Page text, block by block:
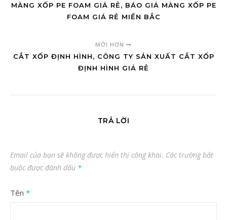
MÀNG XỐP PE FOAM GIÁ RẺ, BÁO GIÁ MÀNG XỐP PE
FOAM GIÁ RẺ MIỀN BẮC
MỚI HƠN
CẮT XỐP ĐỊNH HÌNH, CÔNG TY SẢN XUẤT CẮT XỐP
ĐỊNH HÌNH GIÁ RẺ
TRẢ LỜI
Email của bạn sẽ không được hiển thị công khai. Các trường bắt
buộc được đánh dấu *
Tên *